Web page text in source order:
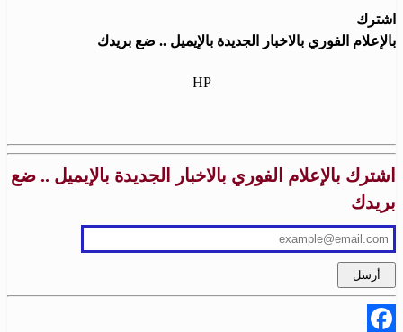
اشترك
بالإعلام الفوري بالاخبار الجديدة بالإيميل .. ضع بريدك
HP
اشترك بالإعلام الفوري بالاخبار الجديدة بالإيميل .. ضع
بريدك